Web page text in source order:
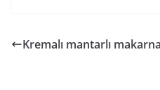
Kremalı mantarlı makarna